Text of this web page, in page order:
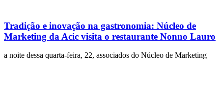
Tradição e inovação na gastronomia: Núcleo de
Marketing da Acic visita o restaurante Nonno Lauro
a noite dessa quarta-feira, 22, associados do Núcleo de Marketing